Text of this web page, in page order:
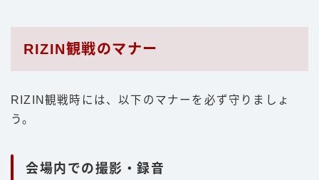
RIZIN観戦のマナー
RIZIN観戦時には、以下のマナーを必ず守りましょ
う。
会場内での撮影・録音